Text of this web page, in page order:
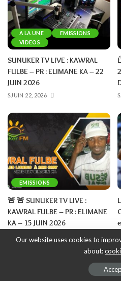
A LA UNE
EMISSIONS
VIDEOS
SUNUKER TV LIVE : KAWRAL
FULBE – PR : ELIMANE KA – 22
JUIN 2026
JUIN 22, 2026
EMISSIONS
🚨 🚨 SUNUKER TV LIVE :
KAWRAL FULBE – PR : ELIMANE
KA – 15 JUIN 2026
–
Our website uses cookies to
about: